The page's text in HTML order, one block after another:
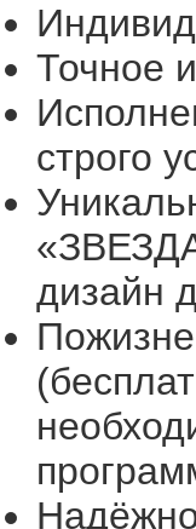
Точное
строго
дизайн